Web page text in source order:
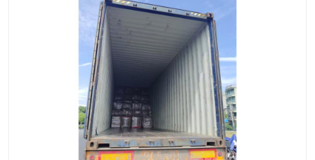
中俄铁路班列 中欧班列进口红酒啤酒
蓉欧班列进口机械设备 马来西亚物流
铁路出口拼箱/整柜
中俄班列莫斯科